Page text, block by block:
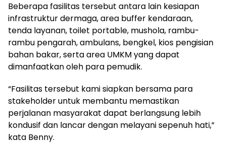
Beberapa fasilitas tersebut antara lain kesiapan
infrastruktur dermaga, area buffer kendaraan,
tenda layanan, toilet portable, mushola, rambu-
rambu pengarah, ambulans, bengkel, kios pengisian
bahan bakar, serta area UMKM yang dapat
dimanfaatkan oleh para pemudik.
“Fasilitas tersebut kami siapkan bersama para
stakeholder untuk membantu memastikan
perjalanan masyarakat dapat berlangsung lebih
kondusif dan lancar dengan melayani sepenuh hati,”
kata Benny.